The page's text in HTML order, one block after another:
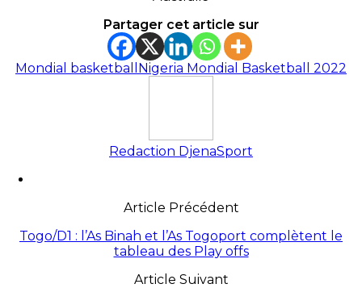
Partager cet article sur
Mondial basketball Nigeria Mondial Basketball 2022
Redaction DjenaSport
Article Précédent
Togo/D1 : l’As Binah et l’As Togoport complètent le
tableau des Play offs
Article Suivant